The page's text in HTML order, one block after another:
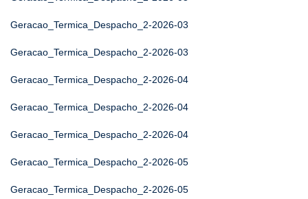
Geracao_Termica_Despacho_2-2026-03
Geracao_Termica_Despacho_2-2026-03
Geracao_Termica_Despacho_2-2026-04
Geracao_Termica_Despacho_2-2026-04
Geracao_Termica_Despacho_2-2026-04
Geracao_Termica_Despacho_2-2026-05
Geracao_Termica_Despacho_2-2026-05